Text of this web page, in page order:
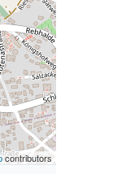
contributors